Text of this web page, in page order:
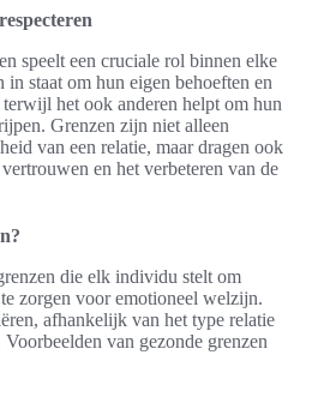
speelt een cruciale rol binnen elke
staat om hun eigen behoeften en
het ook anderen helpt om hun
Grenzen zijn niet alleen
van een relatie, maar dragen ook
en het verbeteren van de
die elk individu stelt om
zorgen voor emotioneel welzijn.
afhankelijk van het type relatie
van gezonde grenzen